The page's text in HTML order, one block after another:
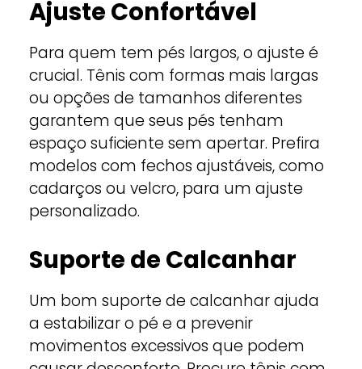
Ajuste Confortável
Para quem tem pés largos, o ajuste é
crucial. Tênis com formas mais largas
ou opções de tamanhos diferentes
garantem que seus pés tenham
espaço suficiente sem apertar. Prefira
modelos com fechos ajustáveis, como
cadarços ou velcro, para um ajuste
personalizado.
Suporte de Calcanhar
Um bom suporte de calcanhar ajuda
a estabilizar o pé e a prevenir
movimentos excessivos que podem